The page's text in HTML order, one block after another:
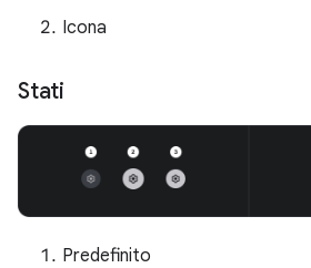
Icona
Stati
Predefinito